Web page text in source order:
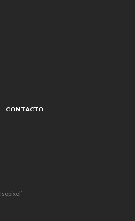
CONTACTO
Isopixel¹